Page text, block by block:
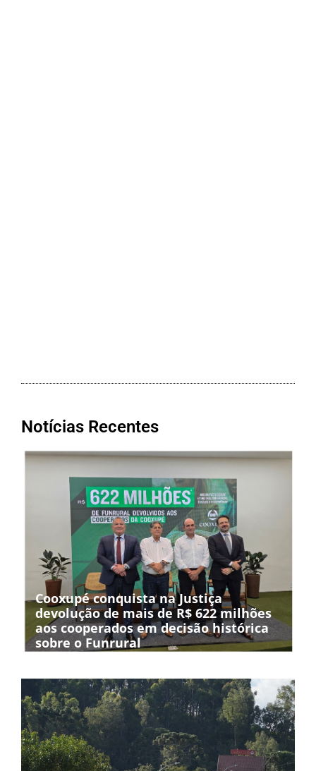
Notícias Recentes
Cooxupé conquista na Justiça
devolução de mais de R$ 622 milhões
aos cooperados em decisão histórica
sobre o Funrural